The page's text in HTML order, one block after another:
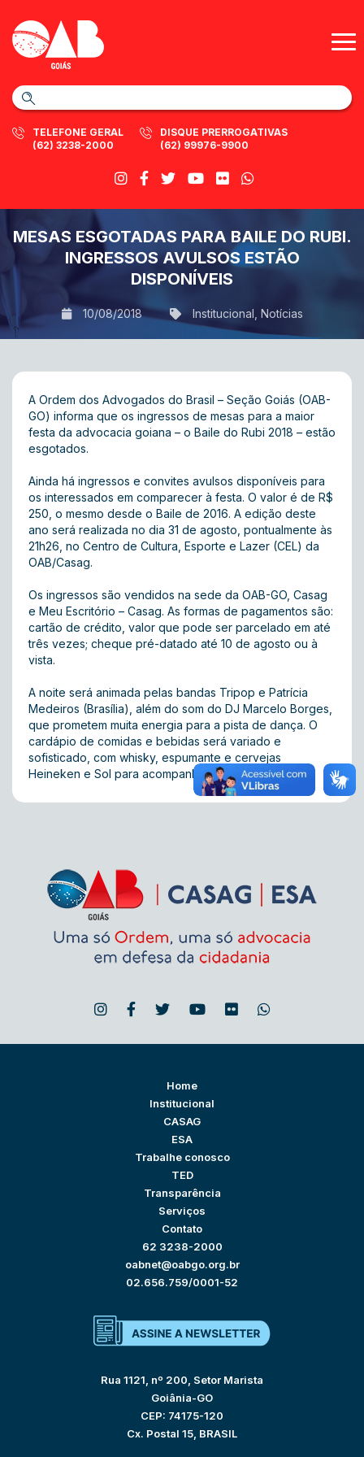
TELEFONE GERAL
(62) 3238-2000
DISQUE PRERROGATIVAS
(62) 99976-9900
MESAS ESGOTADAS PARA BAILE DO RUBI.
INGRESSOS AVULSOS ESTÃO
DISPONÍVEIS
10/08/2018 Institucional Notícias
A Ordem dos Advogados do Brasil – Seção Goiás (OAB-
GO) informa que os ingressos de mesas para a maior
festa da advocacia goiana – o Baile do Rubi 2018 – estão
esgotados.
Ainda há ingressos e convites avulsos disponíveis para
os interessados em comparecer à festa. O valor é de R$
250, o mesmo desde o Baile de 2016. A edição deste
ano será realizada no dia 31 de agosto, pontualmente às
21h26, no Centro de Cultura, Esporte e Lazer (CEL) da
OAB/Casag.
Os ingressos são vendidos na sede da OAB-GO, Casag
e Meu Escritório – Casag. As formas de pagamentos são:
cartão de crédito, valor que pode ser parcelado em até
três vezes; cheque pré-datado até 10 de agosto ou à
vista.
A noite será animada pelas bandas Tripop e Patrícia
Medeiros (Brasília), além do som do DJ Marcelo Borges,
que prometem muita energia para a pista de dança. O
cardápio de comidas e bebidas será variado e
sofisticado, com whisky, espumante e cervejas
Heineken e Sol para acompanhar o jantar.
Home
Institucional
CASAG
ESA
Trabalhe conosco
TED
Transparência
Serviços
Contato
62 3238-2000
oabnet@oabgo.org.br
02.656.759/0001-52
Rua 1121, nº 200, Setor Marista
Goiânia-GO
CEP: 74175-120
Cx. Postal 15, BRASIL